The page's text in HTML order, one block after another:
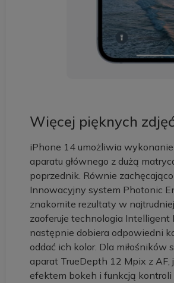
Więcej pięknych zdjęć
iPhone 14 umożliwia
aparatu głównego z dużą
poprzednik. Równie
Innowacyjny system Photonic
znakomite rezultaty w
zaoferuje technologia Intelligent
następnie dobiera odpowiedni
oddać ich kolor. Dla
aparat TrueDepth 12 Mpix z
efektem bokeh i funkcją kontroli